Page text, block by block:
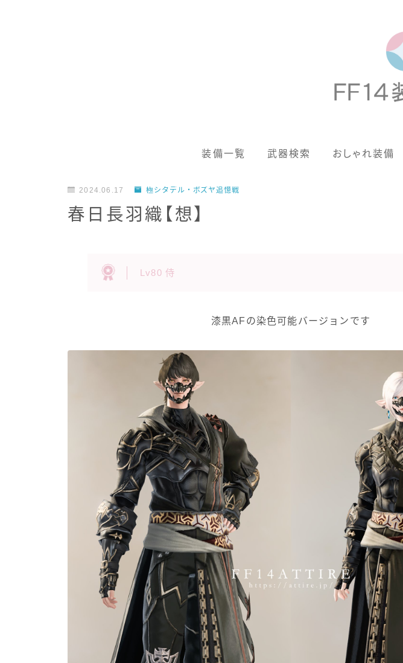
装備一覧 武器検索 おしゃれ装備
男女別デザイン
フルフェイス
頭装備ギミックあり
ノースリーブ
半袖
2024.06.17 極シタデル・ボズヤ追憶戦
春日長羽織【想】
Lv80 侍
漆黒AFの染色可能バージョンです